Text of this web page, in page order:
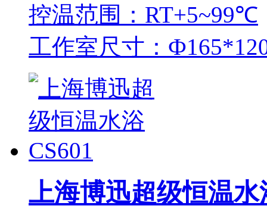
控温范围：RT+5~99℃
工作室尺寸：
上海博迅超级恒温水